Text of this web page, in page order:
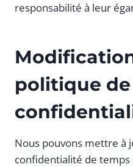
responsabilité à leur
politique de
Nous pouvons mettre à
confidentialité de temps